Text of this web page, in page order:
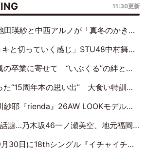
11:30更新
真冬のかき氷」騒動で火花散らす！ 因縁の裏にあるのは、逆境をともに“凌”ぐ似た者同士の絆
っていく感じ」STU48中村舞、新しい挑戦は自らの手で
に寄せて “いぶくる”の絆と後輩・龍頭綺音の決意
思い出” 大食い特訓・守護霊企画・制服グラビア…盛りだくさんの裏話
耶『rienda』26AW LOOKモデルに就任
46一ノ瀬美空、地元福岡『めんべい25周年トップサポーター』に就任
『イチャイチャ虫』の発売決定！ フォーメーションは『日向坂で会いましょう』にて発表